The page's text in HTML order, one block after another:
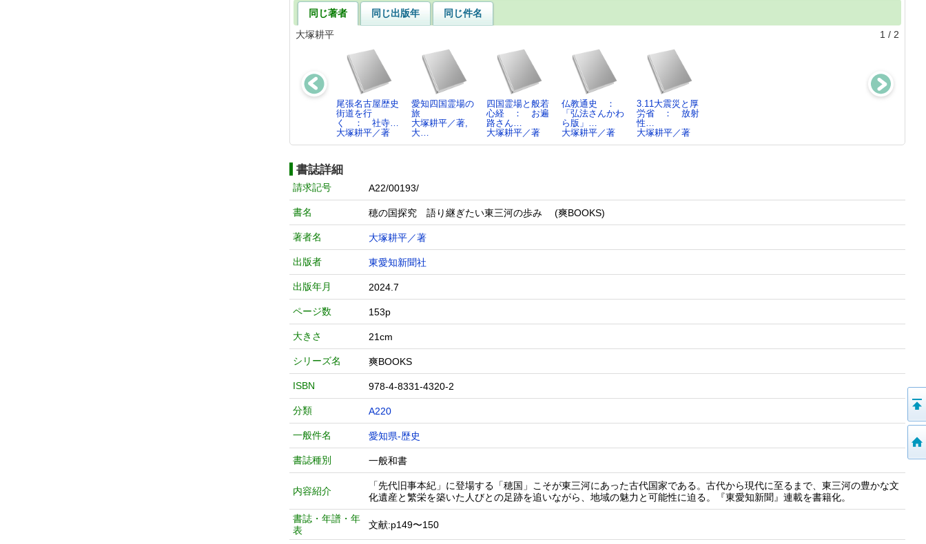
同じ著者 同じ出版年
同じ件名
大塚耕平
1 / 2
尾張名古屋歴史
街道を行
く ： 社寺…
大塚耕平／著
愛知四国霊場の
旅
大塚耕平／著,
大…
四国霊場と般若
心経 ： お遍
路さん…
大塚耕平／著
仏教通史 ：
「弘法さんかわ
ら版」…
大塚耕平／著
3.11大震災と厚
労省 ： 放射
性…
大塚耕平／著
書誌詳細
請求記号 A22/00193/
書名 穂の国探究 語り継ぎたい東三河の歩み (爽BOOKS)
著者名 大塚耕平／著
出版者 東愛知新聞社
出版年月 2024.7
ページ数 153p
大きさ 21cm
シリーズ名 爽BOOKS
ISBN 978-4-8331-4320-2
分類 A220
一般件名 愛知県-歴史
書誌種別 一般和書
内容紹介
「先代旧事本紀」に登場する「穂国」こそが東三河にあった古代国家である。古代から現代に至るまで、東三河の豊かな文
化遺産と繁栄を築いた人びとの足跡を追いながら、地域の魅力と可能性に迫る。『東愛知新聞』連載を書籍化。
書誌・年譜・年
表
文献:p149〜150